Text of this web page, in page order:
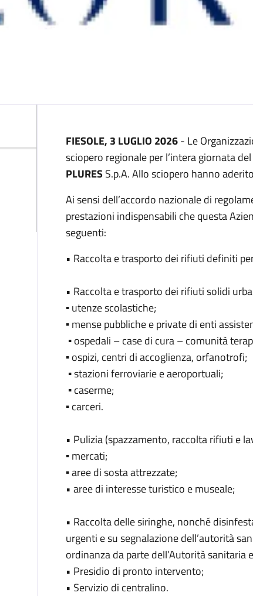
Descrizione
FIESOLE, 3 LUGLIO 2026- Le
sciopero regionale per l’intera giornata
PLURES S.p.A. Allo sciopero hanno aderito
Ai sensi dell’accordo nazionale di
prestazioni indispensabili che questa
seguenti:
• Raccolta e trasporto dei rifiuti definiti
• Raccolta e trasporto dei rifiuti solidi
▪ utenze scolastiche;
▪ mense pubbliche e private di enti
▪ ospedali – case di cura – comunità
▪ ospizi, centri di accoglienza, orfanotrofi;
▪ stazioni ferroviarie e aeroportuali;
▪ caserme;
▪ carceri.
• Pulizia (spazzamento, raccolta rifiuti e
▪ mercati;
▪ aree di sosta attrezzate;
• aree di interesse turistico e museale;
• Raccolta delle siringhe, nonché
urgenti e su segnalazione dell’autorità
ordinanza da parte dell’Autorità sanitaria
• Presidio di pronto intervento;
• Servizio di centralino.